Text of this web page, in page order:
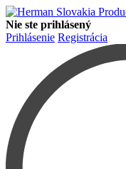
Nie ste prihlásený
Prihlásenie Registrácia